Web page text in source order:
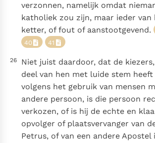
verzonnen, namelijk omdat
katholiek zou zijn, maar ieder van
ketter, of fout of aanstootgevend.
40
41
26
Niet juist daardoor, dat de
deel van hen met luide stem heeft
volgens het gebruik van mensen
andere persoon, is die persoon
verkozen, of is hij de echte en
opvolger of plaatsvervanger van
Petrus, of van een andere Apostel